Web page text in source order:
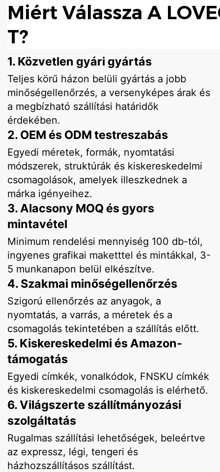
Miért Válassza A
T?
1. Közvetlen gyári gyártás
Teljes körű házon belüli gyártás a jobb
minőségellenőrzés, a versenyképes árak és
a megbízható szállítási határidők
érdekében.
2. OEM és ODM testreszabás
Egyedi méretek, formák, nyomtatási
módszerek, struktúrák és kiskereskedelmi
csomagolások, amelyek illeszkednek a
márka igényeihez.
3. Alacsony MOQ és gyors
mintavétel
Minimum rendelési mennyiség 100 db-tól,
ingyenes grafikai maketttel és mintákkal, 3-
5 munkanapon belül elkészítve.
4. Szakmai minőségellenőrzés
Szigorú ellenőrzés az anyagok, a
nyomtatás, a varrás, a méretek és a
csomagolás tekintetében a szállítás előtt.
5. Kiskereskedelmi és Amazon-
támogatás
Egyedi címkék, vonalkódok, FNSKU címkék
és kiskereskedelmi csomagolás is elérhető.
6. Világszerte szállítmányozási
szolgáltatás
Rugalmas szállítási lehetőségek, beleértve
az expressz, légi, tengeri és
házhozszállításos szállítást.